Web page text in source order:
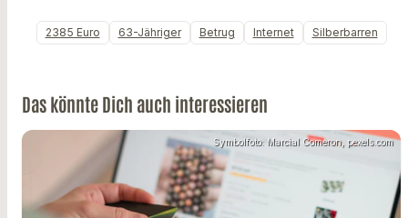
2385 Euro 63-Jähriger Betrug Internet Silberbarren
Das könnte Dich auch interessieren
Symbolfoto: Marcial Comeron, pexels.com